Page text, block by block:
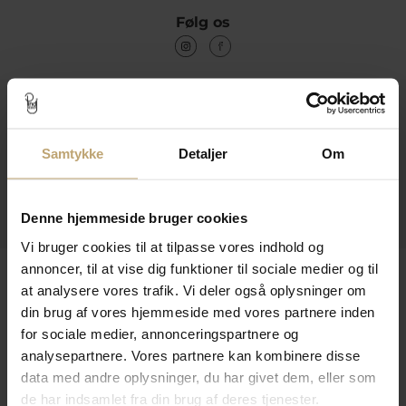
Samtykke Detaljer Om
Denne hjemmeside bruger cookies
Vi bruger cookies til at tilpasse vores indhold og
annoncer, til at vise dig funktioner til sociale medier og til
at analysere vores trafik. Vi deler også oplysninger om
din brug af vores hjemmeside med vores partnere inden
for sociale medier, annonceringspartnere og
analysepartnere. Vores partnere kan kombinere disse
data med andre oplysninger, du har givet dem, eller som
de har indsamlet fra din brug af deres tjenester.
Følg os
Kontakt
Åbningstider I Butikken
Information
Praktiske Sider
Leveringsmuligheder
Betalingsmuligheder